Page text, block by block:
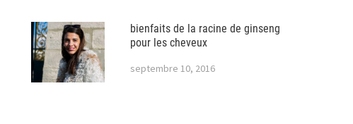
bienfaits de la racine de ginseng
pour les cheveux
septembre 10, 2016